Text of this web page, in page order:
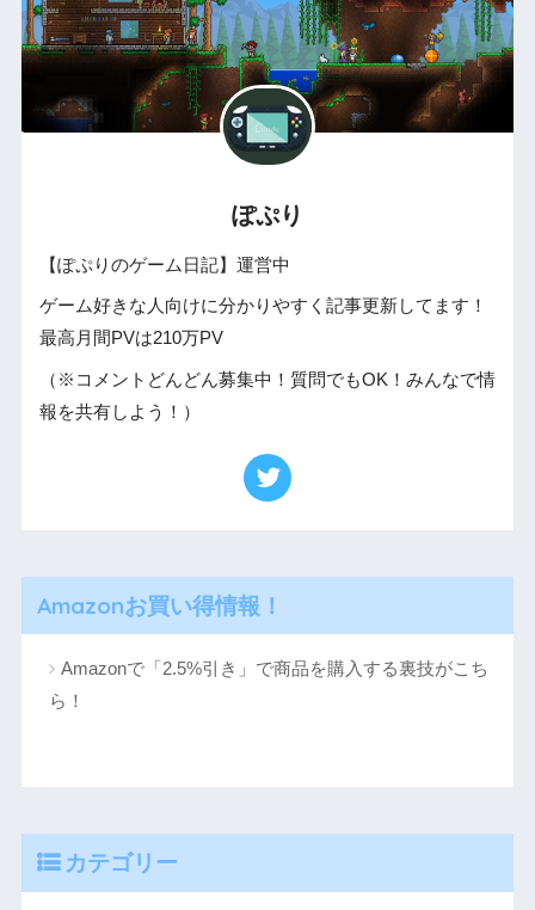
ぽぷり
【ぽぷりのゲーム日記】運営中
ゲーム好きな人向けに分かりやすく記事更新してます！
最高月間PVは210万PV
（※コメントどんどん募集中！質問でもOK！みんなで情
報を共有しよう！）
Amazonお買い得情報！
Amazonで「2.5%引き」で商品を購入する裏技がこち
ら！
カテゴリー